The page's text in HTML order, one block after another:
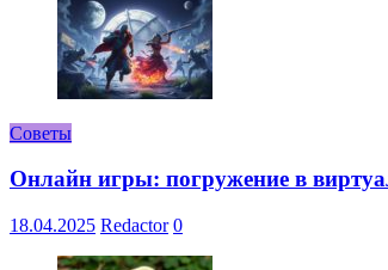
Советы
Онлайн игры: погружение в
18.04.2025 Redactor 0